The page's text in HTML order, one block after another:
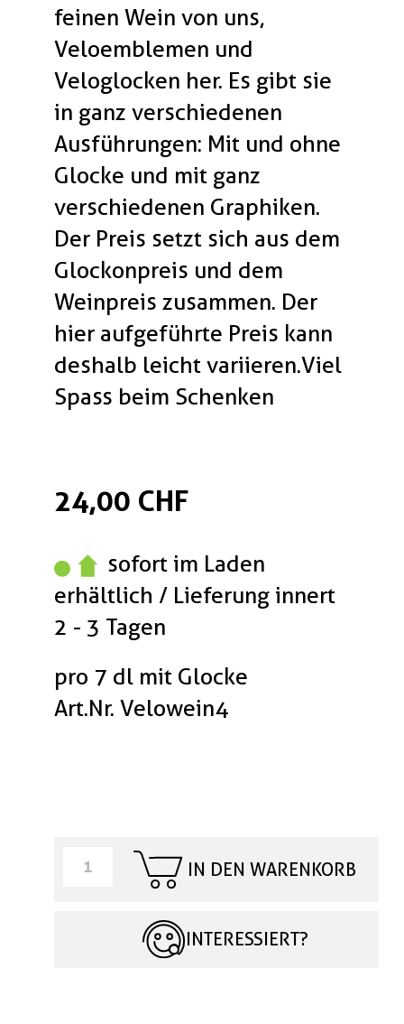
feinen Wein von uns,
Veloemblemen und
Veloglocken her. Es gibt sie
in ganz verschiedenen
Ausführungen: Mit und ohne
Glocke und mit ganz
verschiedenen Graphiken.
Der Preis setzt sich aus dem
Glockonpreis und dem
Weinpreis zusammen. Der
hier aufgeführte Preis kann
deshalb leicht variieren.Viel
Spass beim Schenken
24,00 CHF
sofort im Laden
erhältlich / Lieferung innert
2 - 3 Tagen
pro 7 dl mit Glocke
Art.Nr. Velowein4
IN DEN WARENKORB
INTERESSIERT?